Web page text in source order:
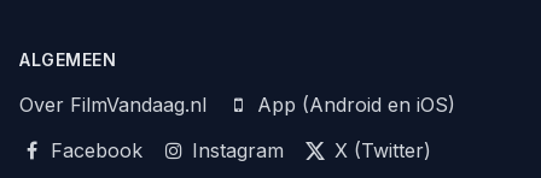
ALGEMEEN
Over FilmVandaag.nl
App (Android en iOS)
Facebook
Instagram
X (Twitter)